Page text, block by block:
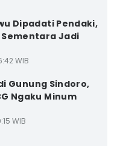
Dipadati Pendaki,
Jadi
WIB
Gunung Sindoro,
Ngaku Minum
WIB